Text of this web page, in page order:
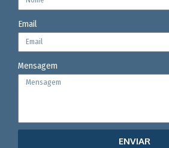
Email
Mensagem
ENVIAR